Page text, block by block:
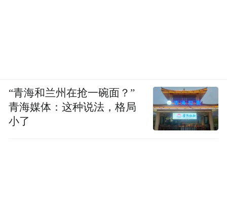
“青海和兰州在抢一碗面？”
青海媒体：这种说法，格局
小了